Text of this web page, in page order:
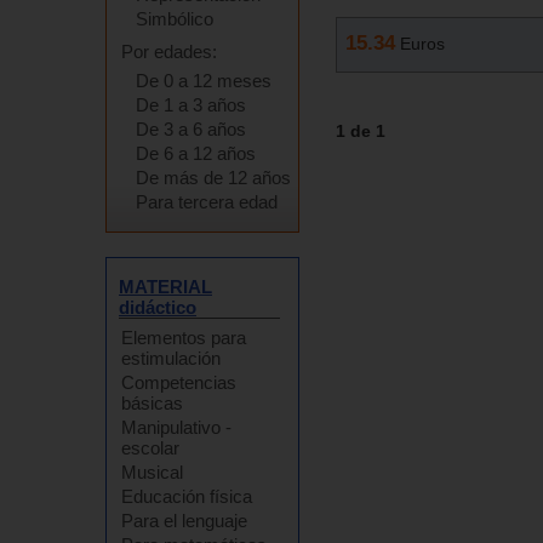
Simbólico
Por edades:
De 0 a 12 meses
De 1 a 3 años
De 3 a 6 años
De 6 a 12 años
De más de 12 años
Para tercera edad
MATERIAL
didáctico
Elementos para
estimulación
Competencias
básicas
Manipulativo -
escolar
Musical
Educación física
Para el lenguaje
15.34 Euros
1 de 1